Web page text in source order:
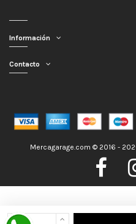
Nos encontramos de
Información
Contacto
Mercagarage.com © 2016 -